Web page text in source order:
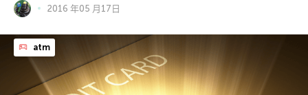
2016 年05 月17日
atm